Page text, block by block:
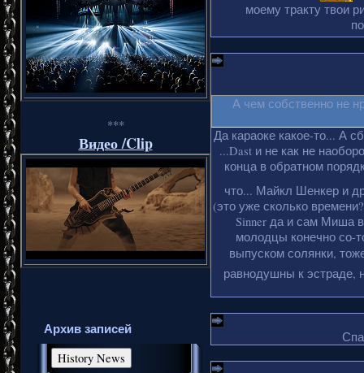
***
Видео /Clip
Архив записей
моему тракту твои
А чем собственно не
Да караоке какое-то... А
...Dast и не как не
конца в обратном
что... Майкл Шенкер и
(это уже сколько
Sinner да и сам Миша
молодцы конечно со-
выпуском солянки,
равнодушны к эстраде,